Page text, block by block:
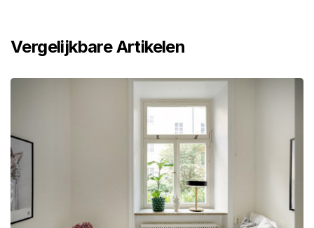
Vergelijkbare Artikelen